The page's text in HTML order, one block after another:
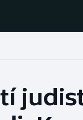
Baseball a softbal